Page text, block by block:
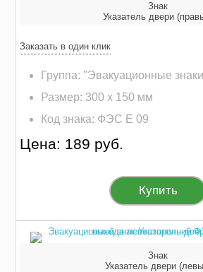
Знак
Указатель двери
Заказать в один клик
Группа: "Эвакуационные
Размер: 300 х 150 мм
Код знака: ФЭС E 09
Цена: 189 руб.
Купить
Знак
Указатель двери